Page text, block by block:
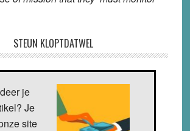
STEUN KLOPTDATWEL
je
Je
site